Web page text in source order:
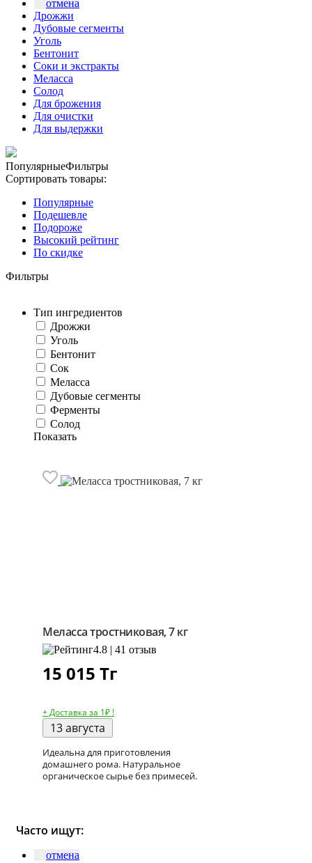
отмена
Дрожжи
Дубовые сегменты
Уголь
Бентонит
Соки и экстракты
Меласса
Солод
Для брожения
Для очистки
Для выдержки
ПопулярныеФильтры
Сортировать товары:
Популярные
Подешевле
Подороже
Высокий рейтинг
По скидке
Фильтры
Тип ингредиентов
Дрожжи
Уголь
Бентонит
Сок
Меласса
Дубовые сегменты
Ферменты
Солод
Показать
Меласса тростниковая, 7 кг
4.8 | 41 отзыв
15 015 Тг
+ Доставка за 1₽ !
13 августа
Идеальна для приготовления
домашнего рома. Натуральное
органическое сырье без примесей.
Часто ищут:
отмена